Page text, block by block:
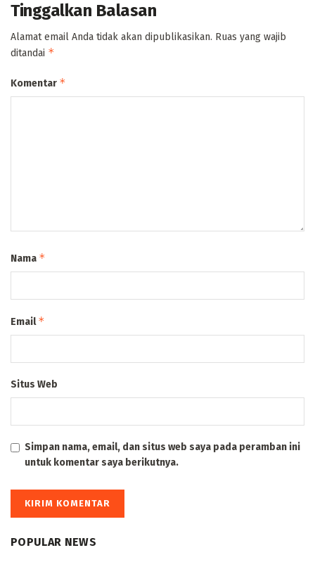
Tinggalkan Balasan
Alamat email Anda tidak akan dipublikasikan. Ruas yang wajib
ditandai *
Komentar *
Nama *
Email*
Situs Web
Simpan nama, email, dan situs web saya pada peramban ini
untuk komentar saya berikutnya.
POPULAR NEWS